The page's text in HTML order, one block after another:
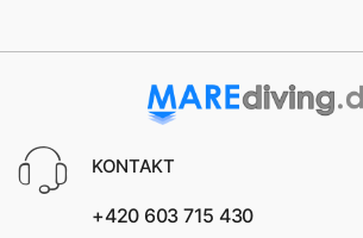
KONTAKT
+420 603 715 430